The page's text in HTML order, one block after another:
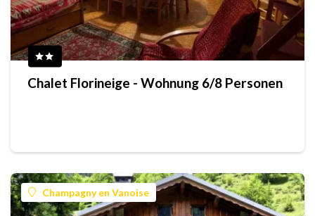
Chalet Florineige - Wohnung 6/8 Personen
Champagny en Vanoise